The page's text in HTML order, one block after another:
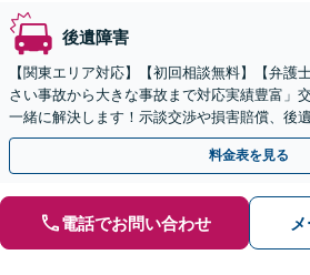
後遺障害
【関東エリア対応】【初回相談無料】【弁護
さい事故から大きな事故まで対応実績豊富」
一緒に解決します！示談交渉や損害賠償、後
「不安な気持ちに寄り添ったサポート」【休
料金表を見る
電話でお問い合わせ